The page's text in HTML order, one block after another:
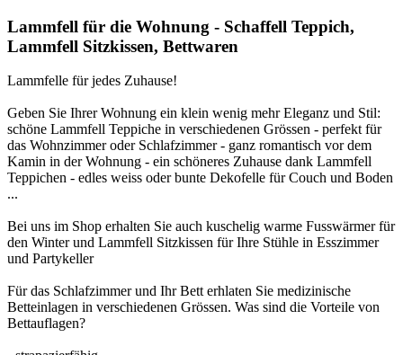
Lammfell für die Wohnung - Schaffell Teppich,
Lammfell Sitzkissen, Bettwaren
Lammfelle für jedes Zuhause!
Geben Sie Ihrer Wohnung ein klein wenig mehr Eleganz und Stil:
schöne Lammfell Teppiche in verschiedenen Grössen - perfekt für
das Wohnzimmer oder Schlafzimmer - ganz romantisch vor dem
Kamin in der Wohnung - ein schöneres Zuhause dank Lammfell
Teppichen - edles weiss oder bunte Dekofelle für Couch und Boden
...
Bei uns im Shop erhalten Sie auch kuschelig warme Fusswärmer für
den Winter und Lammfell Sitzkissen für Ihre Stühle in Esszimmer
und Partykeller
Für das Schlafzimmer und Ihr Bett erhlaten Sie medizinische
Betteinlagen in verschiedenen Grössen. Was sind die Vorteile von
Bettauflagen?